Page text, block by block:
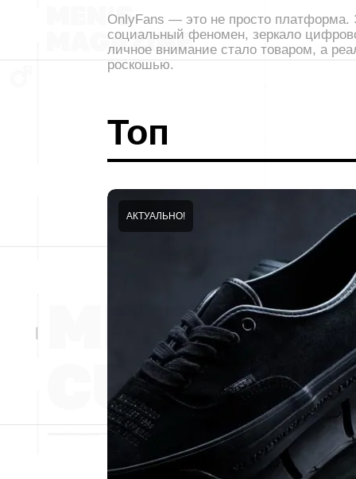
OnlyFans — это не просто платформа.
социальный феномен, зеркало
личное внимание стало товаром, а
роскошью.
Топ
АКТУАЛЬНО!